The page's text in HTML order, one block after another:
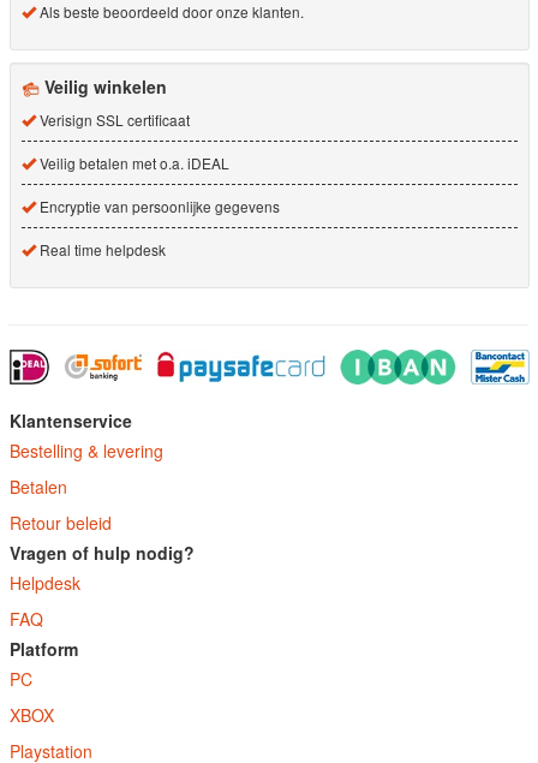
Als beste beoordeeld door onze klanten.
Veilig winkelen
Verisign SSL certificaat
Veilig betalen met o.a. iDEAL
Encryptie van persoonlijke gegevens
Real time helpdesk
Klantenservice
Bestelling & levering
Betalen
Retour beleid
Vragen of hulp nodig?
Helpdesk
FAQ
Platform
PC
XBOX
Playstation